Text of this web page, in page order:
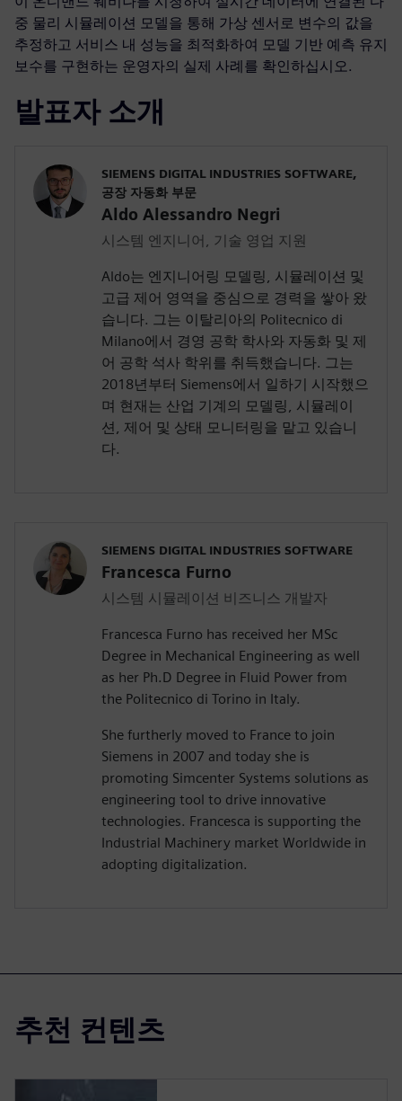
중 물리 시뮬레이션 모델을 통해 가상 센서로 변수의 값을
추정하고 서비스 내 성능을 최적화하여 모델 기반 예측 유지
보수를 구현하는 운영자의 실제 사례를 확인하십시오.
발표자 소개
SIEMENS DIGITAL INDUSTRIES SOFTWARE,
공장 자동화 부문
Aldo Alessandro Negri
시스템 엔지니어, 기술 영업 지원
Aldo는 엔지니어링 모델링, 시뮬레이션 및
고급 제어 영역을 중심으로 경력을 쌓아 왔
습니다. 그는 이탈리아의 Politecnico di
Milano에서 경영 공학 학사와 자동화 및 제
어 공학 석사 학위를 취득했습니다. 그는
2018년부터 Siemens에서 일하기 시작했으
며 현재는 산업 기계의 모델링, 시뮬레이
션, 제어 및 상태 모니터링을 맡고 있습니
다.
SIEMENS DIGITAL INDUSTRIES SOFTWARE
Francesca Furno
시스템 시뮬레이션 비즈니스 개발자
Francesca Furno has received her MSc
Degree in Mechanical Engineering as well
as her Ph.D Degree in Fluid Power from
the Politecnico di Torino in Italy.
She furtherly moved to France to join
Siemens in 2007 and today she is
promoting Simcenter Systems solutions as
engineering tool to drive innovative
technologies. Francesca is supporting the
Industrial Machinery market Worldwide in
adopting digitalization.
추천 컨텐츠